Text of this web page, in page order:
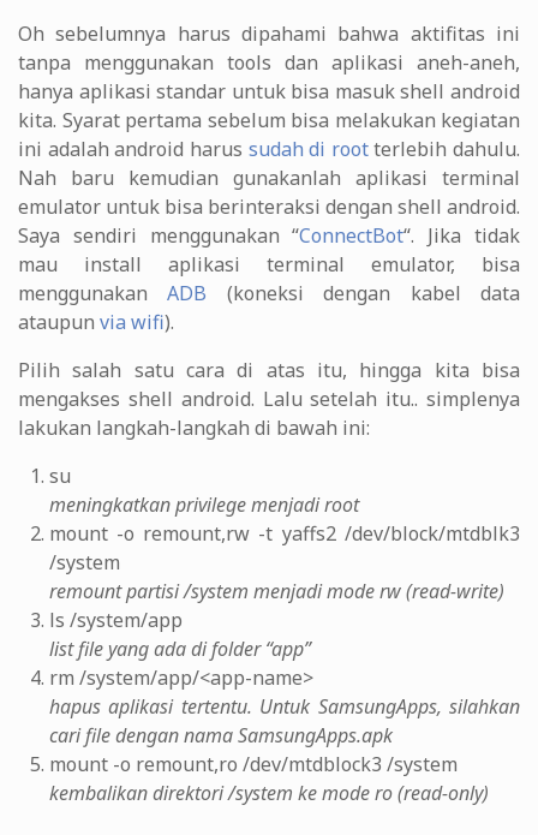
Oh sebelumnya harus dipahami bahwa aktifitas ini
tanpa menggunakan tools dan aplikasi aneh-aneh,
hanya aplikasi standar untuk bisa masuk shell android
kita. Syarat pertama sebelum bisa melakukan kegiatan
ini adalah android harus sudah di rootterlebih dahulu.
Nah baru kemudian gunakanlah aplikasi terminal
emulator untuk bisa berinteraksi dengan shell android.
Saya sendiri menggunakan “ConnectBot“. Jika tidak
mau install aplikasi terminal emulator, bisa
menggunakanADB (koneksi dengan kabel data
ataupun via wifi).
Pilih salah satu cara di atas itu, hingga kita bisa
mengakses shell android. Lalu setelah itu.. simplenya
lakukan langkah-langkah di bawah ini:
su
meningkatkan privilege menjadi root
mount -o remount,rw -t yaffs2 /dev/block/mtdblk3
/system
remount partisi /system menjadi mode rw (read-write)
ls /system/app
list file yang ada di folder “app”
rm /system/app/<app-name>
hapus aplikasi tertentu. Untuk SamsungApps, silahkan
cari file dengan nama SamsungApps.apk
mount -o remount,ro /dev/mtdblock3 /system
kembalikan direktori /system ke mode ro (read-only)